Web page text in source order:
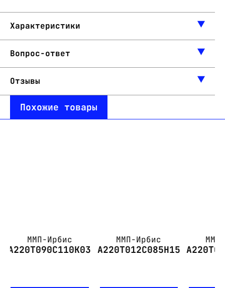
Характеристики
Вопрос-ответ
Отзывы
Похожие товары
ММП-Ирбис
А220Т090С110К03
ММП-Ирбис
А220Т012С085Н15